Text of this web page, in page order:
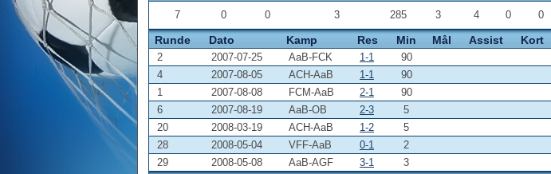
7 0 0 3 285 3 4 0 0
Runde Dato Kamp Res Min Mål Assist Kort
2 2007-07-25 AaB-FCK 1-1
90
4
2007-08-05 ACH-AaB 1-1
90
1
2007-08-08 FCM-AaB 2-1
90
6
2007-08-19 AaB-OB 2-3
5
20
2008-03-19 ACH-AaB 1-2
5
28
2008-05-04 VFF-AaB 0-1
2
29
2008-05-08 AaB-AGF 3-1 3